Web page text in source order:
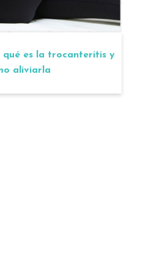
qué es la trocanteritis y
aliviarla